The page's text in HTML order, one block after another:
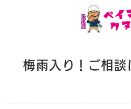
梅雨入り！ご相